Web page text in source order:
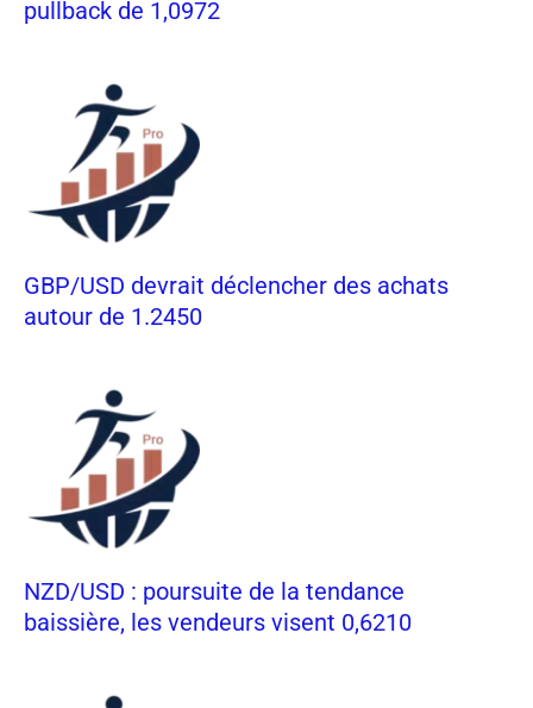
pullback de 1,0972
GBP/USD devrait déclencher des achats
autour de 1.2450
NZD/USD : poursuite de la tendance
baissière, les vendeurs visent 0,6210